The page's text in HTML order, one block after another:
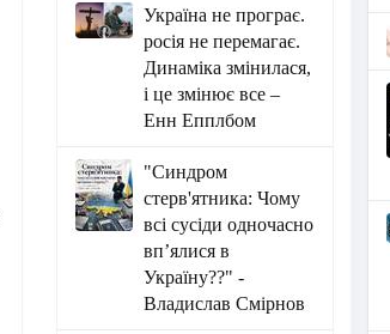
Україна не програє.
росія не перемагає.
Динаміка змінилася,
і це змінює все –
Енн Епплбом
"Синдром
стерв'ятника: Чому
всі сусіди одночасно
вп’ялися в
Україну??" -
Владислав Смірнов